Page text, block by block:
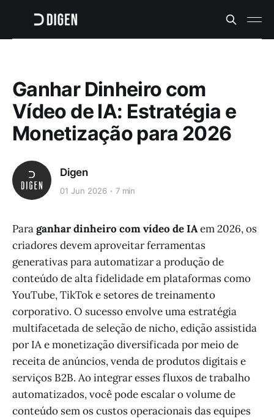
Ganhar Dinheiro com
Vídeo de IA: Estratégia e
Monetização para 2026
Digen
01 Jun 2026 7 min
Paraganhar dinheiro com vídeo de IAem 2026, os
criadores devem aproveitar ferramentas
generativas para automatizar a produção de
conteúdo de alta fidelidade em plataformas como
YouTube, TikTok e setores de treinamento
corporativo. O sucesso envolve uma estratégia
multifacetada de seleção de nicho, edição assistida
por IA e monetização diversificada por meio de
receita de anúncios, venda de produtos digitais e
serviços B2B. Ao integrar esses fluxos de trabalho
automatizados, você pode escalar o volume de
conteúdo sem os custos operacionais das equipes